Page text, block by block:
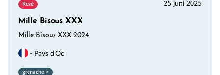
Rosé 25 juni 2025
Mille Bisous XXX
Mille Bisous XXX 2024
- Pays d’Oc
grenache >